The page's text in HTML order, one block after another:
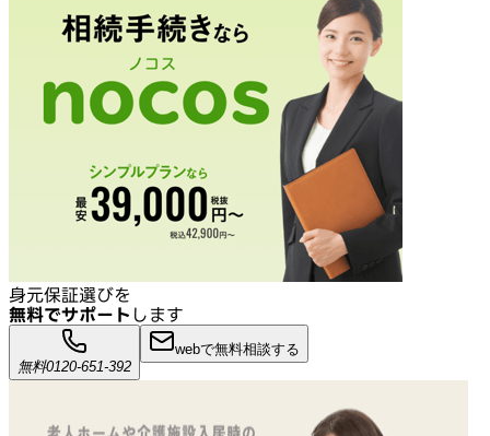
身元保証選びを
無料でサポート します
無料0120-651-392
webで無料相談する